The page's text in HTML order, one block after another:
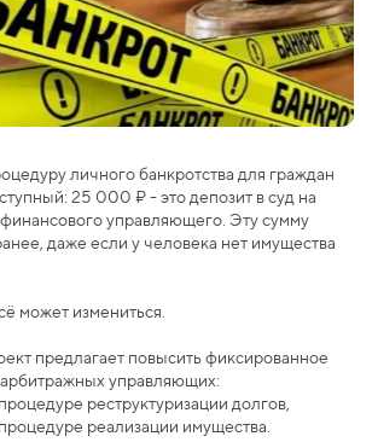
личного банкротства для граждан
25 000 ₽ - это депозит в суд на
управляющего. Эту сумму
даже если у человека нет имущества
может измениться.
предлагает повысить фиксированное
управляющих:
реструктуризации долгов,
реализации имущества.